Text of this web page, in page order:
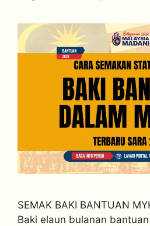
SEMAK BAKI BANTUAN
Baki elaun bulanan